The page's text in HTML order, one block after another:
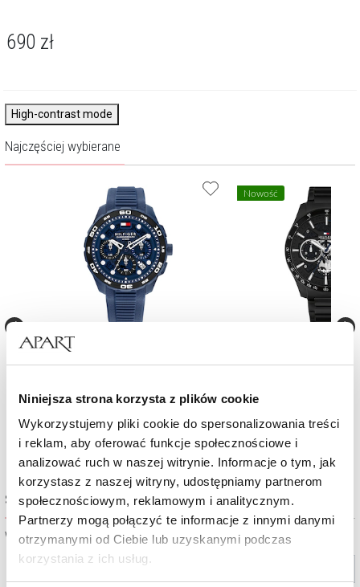
Niniejsza strona korzysta z plików cookie
Wykorzystujemy pliki cookie do spersonalizowania treści
i reklam, aby oferować funkcje społecznościowe i
analizować ruch w naszej witrynie. Informacje o tym, jak
korzystasz z naszej witryny, udostępniamy partnerom
społecznościowym, reklamowym i analitycznym.
Partnerzy mogą połączyć te informacje z innymi danymi
otrzymanymi od Ciebie lub uzyskanymi podczas
korzystania z ich usług.
690 zł
High-contrast mode
Najczęściej wybierane
Zegarek męski Tommy Hilfiger TH-Regatta
590 zł
Nowość
880
Sprawdź dostępność w salonie
Wybierz miasto lub salon
Wybierz miasto